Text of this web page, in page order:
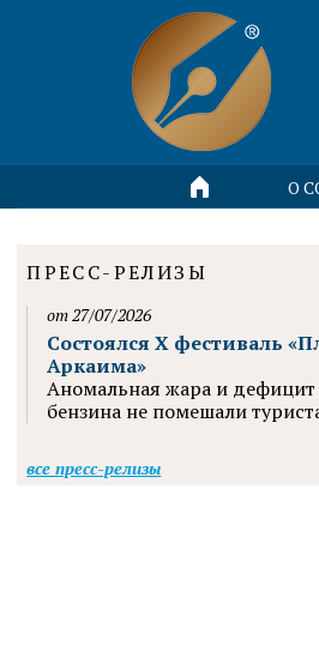
О
ПРЕСС-РЕЛИЗЫ
от 27/07/2026
Состоялся X фестиваль
Аркаима»
Аномальная жара и дефицит
бензина не помешали
все пресс-релизы